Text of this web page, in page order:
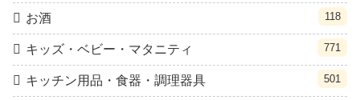
お酒 118
キッズ・ベビー・マタニティ 771
キッチン用品・食器・調理器具 501